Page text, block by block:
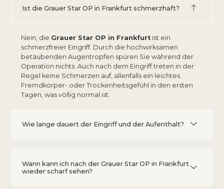
Ist die Grauer Star OP in Frankfurt schmerzhaft?
Nein, die Grauer Star OP in Frankfurt ist ein
schmerzfreier Eingriff. Durch die hochwirksamen
betäubenden Augentropfen spüren Sie während der
Operation nichts. Auch nach dem Eingriff treten in der
Regel keine Schmerzen auf, allenfalls ein leichtes
Fremdkörper- oder Trockenheitsgefühl in den ersten
Tagen, was völlig normal ist.
Wie lange dauert der Eingriff und der Aufenthalt?
Wann kann ich nach der Grauer Star OP in Frankfurt
wieder scharf sehen?